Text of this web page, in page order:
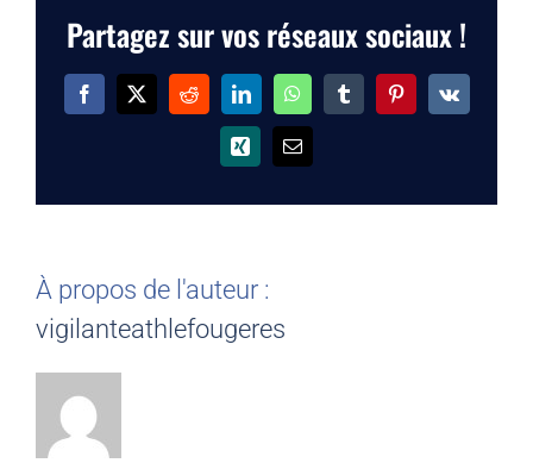
Partagez sur vos réseaux sociaux !
Facebook
X RedditLinkedInWhatsAppTumblrPinterest
Vk
Xing Email
À propos de l'auteur :
vigilanteathlefougeres